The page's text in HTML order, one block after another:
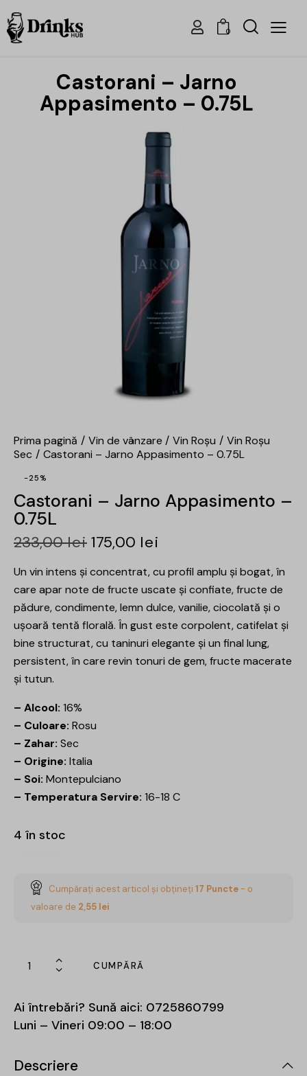
0
Castorani – Jarno
Appasimento – 0.75L
Prima pagină Vin de vânzare Vin Roșu
Vin Roșu
Sec
Castorani – Jarno Appasimento – 0.75L
-25%
Castorani – Jarno Appasimento –
0.75L
233,00lei 175,00 lei
Un vin intens și concentrat, cu profil amplu și bogat, în
care apar note de fructe uscate și confiate, fructe de
pădure, condimente, lemn dulce, vanilie, ciocolată și o
ușoară tentă florală. În gust este corpolent, catifelat și
bine structurat, cu taninuri elegante și un final lung,
persistent, în care revin tonuri de gem, fructe macerate
și tutun.
– Alcool: 16%
– Culoare: Rosu
– Zahar: Sec
– Origine: Italia
– Soi: Montepulciano
– Temperatura Servire: 16-18 C
4 în stoc
Cumpărați acest articol și obțineți 17 Puncte - o
valoare de 2,55 lei
CUMPĂRĂ
Ai întrebări? Sună aici: 0725860799
Luni – Vineri 09:00 – 18:00
Descriere